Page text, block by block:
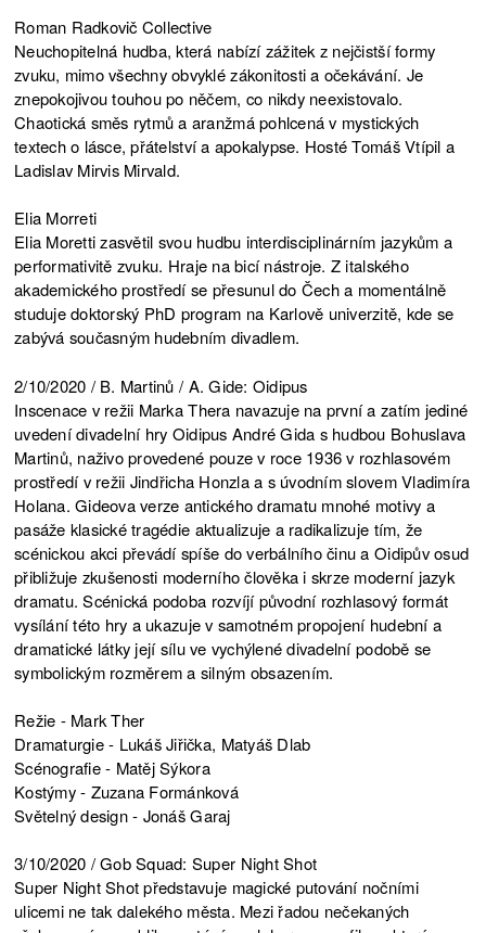
Roman Radkovič Collective
Neuchopitelná hudba, která nabízí zážitek z nejčistší formy
zvuku, mimo všechny obvyklé zákonitosti a očekávání. Je
znepokojivou touhou po něčem, co nikdy neexistovalo.
Chaotická směs rytmů a aranžmá pohlcená v mystických
textech o lásce, přátelství a apokalypse. Hosté Tomáš Vtípil a
Ladislav Mirvis Mirvald.
Elia Morreti
Elia Moretti zasvětil svou hudbu interdisciplinárním jazykům a
performativitě zvuku. Hraje na bicí nástroje. Z italského
akademického prostředí se přesunul do Čech a momentálně
studuje doktorský PhD program na Karlově univerzitě, kde se
zabývá současným hudebním divadlem.
2/10/2020 / B. Martinů / A. Gide: Oidipus
Inscenace v režii Marka Thera navazuje na první a zatím jediné
uvedení divadelní hry Oidipus André Gida s hudbou Bohuslava
Martinů, naživo provedené pouze v roce 1936 v rozhlasovém
prostředí v režii Jindřicha Honzla a s úvodním slovem Vladimíra
Holana. Gideova verze antického dramatu mnohé motivy a
pasáže klasické tragédie aktualizuje a radikalizuje tím, že
scénickou akci převádí spíše do verbálního činu a Oidipův osud
přibližuje zkušenosti moderního člověka i skrze moderní jazyk
dramatu. Scénická podoba rozvíjí původní rozhlasový formát
vysílání této hry a ukazuje v samotném propojení hudební a
dramatické látky její sílu ve vychýlené divadelní podobě se
symbolickým rozměrem a silným obsazením.
Režie - Mark Ther
Dramaturgie - Lukáš Jiřička, Matyáš Dlab
Scénografie - Matěj Sýkora
Kostýmy - Zuzana Formánková
Světelný design - Jonáš Garaj
3/10/2020 / Gob Squad: Super Night Shot
Super Night Shot představuje magické putování nočními
ulicemi ne tak dalekého města. Mezi řadou nečekaných